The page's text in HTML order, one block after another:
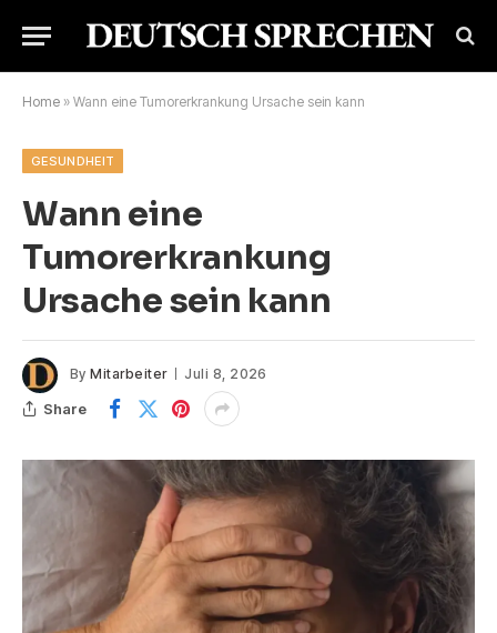
Home » Wann eine Tumorerkrankung Ursache sein kann
GESUNDHEIT
Wann eine
Tumorerkrankung
Ursache sein kann
By Mitarbeiter Juli 8, 2026
Share